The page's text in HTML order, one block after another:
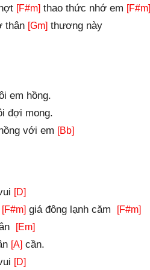
[F#m] thao thức nhớ em [F#m]
thân [Gm] thương này
em hồng.
đợi mong.
với em [Bb]
[D]
[F#m] giá đông lạnh căm [F#m]
[Em]
[A] cần.
[D]